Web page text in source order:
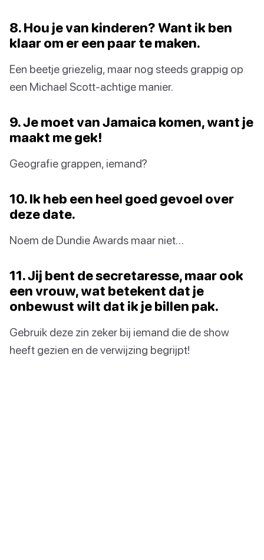
8. Hou je van kinderen? Want ik ben
klaar om er een paar te maken.
Een beetje griezelig, maar nog steeds grappig op
een Michael Scott-achtige manier.
9. Je moet van Jamaica komen, want je
maakt me gek!
Geografie grappen, iemand?
10. Ik heb een heel goed gevoel over
deze date.
Noem de Dundie Awards maar niet…
11. Jij bent de secretaresse, maar ook
een vrouw, wat betekent dat je
onbewust wilt dat ik je billen pak.
Gebruik deze zin zeker bij iemand die de show
heeft gezien en de verwijzing begrijpt!